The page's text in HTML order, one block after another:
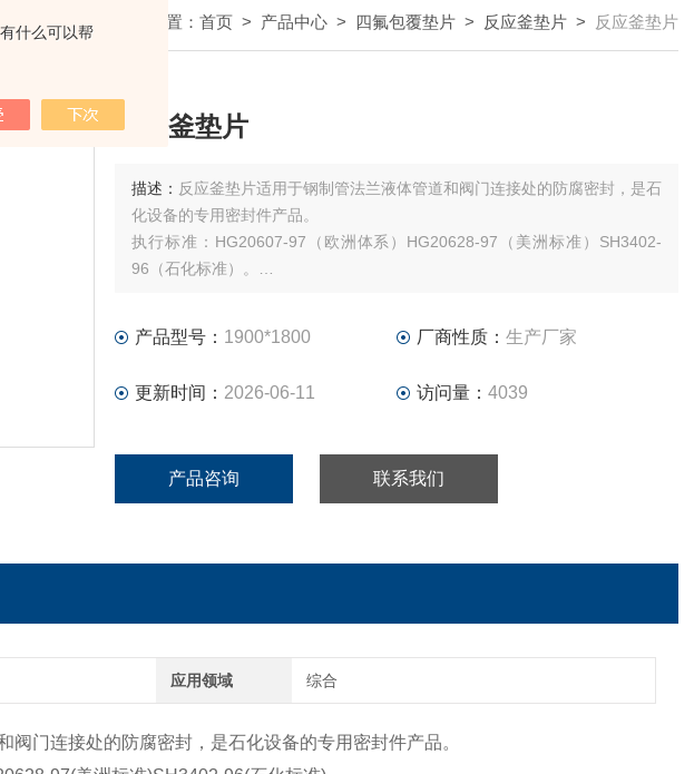
什么可以帮
我的位置： 首页 > 产品中心 > 四氟包覆垫片 > 反应釜垫片 > 反应釜垫片
反应釜垫片
描述： 反应釜垫片适用于钢制管法兰液体管道和阀门连接处的防腐密封，是石
化设备的专用密封件产品。
执行标准：HG20607-97（欧洲体系）HG20628-97（美洲标准）SH3402-
96（石化标准）。
PTFE U型（折包型） DN200——5000MM
产品型号： 1900*1800 厂商性质： 生产厂家
更新时间： 2026-06-11 访问量： 4039
产品咨询 联系我们
应用领域 综合
阀门连接处的防腐密封，是石化设备的专用密封件产品。